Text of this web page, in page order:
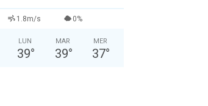
1.8m/s 0%
LUN
39°
MAR
39°
MER
37°